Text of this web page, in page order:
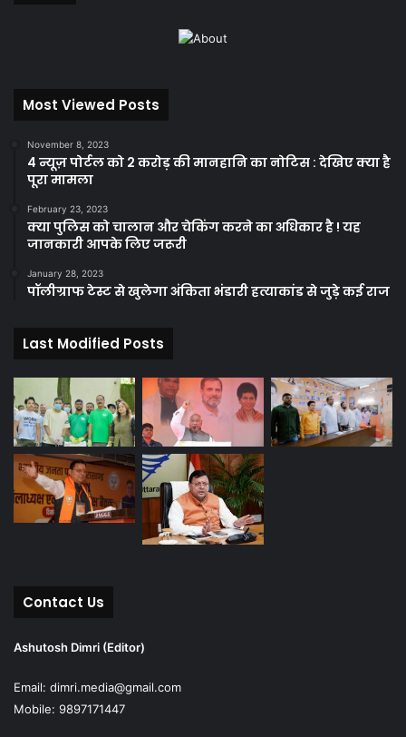
Most Viewed Posts
November 8, 2023
4 न्यूज़ पोर्टल को 2 करोड़ की मानहानि का नोटिस : देखिए क्या है
पूरा मामला
February 23, 2023
क्या पुलिस को चालान और चेकिंग करने का अधिकार है ! यह
जानकारी आपके लिए जरूरी
January 28, 2023
पॉलीग्राफ टेस्ट से खुलेगा अंकिता भंडारी हत्याकांड से जुड़े कई राज
Last Modified Posts
Contact Us
Ashutosh Dimri (Editor)
Email: dimri.media@gmail.com
Mobile: 9897171447